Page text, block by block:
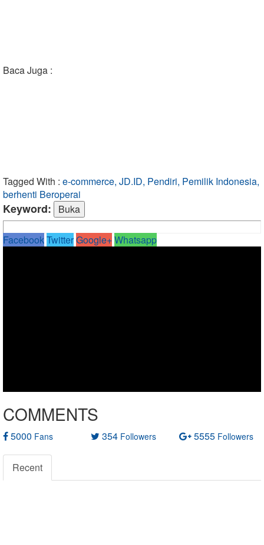
Baca Juga :
Tagged With : e-commerce, JD.ID, Pendiri, Pemilik Indonesia,
berhenti Beroperai
Keyword:
FacebookTwitterGoogle+Whatsapp
COMMENTS
5000 Fans 354 Followers 5555 Followers
Recent